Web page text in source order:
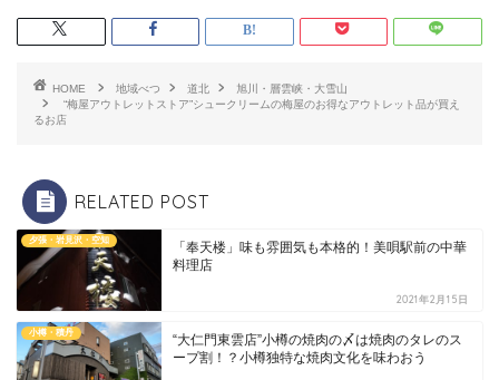
HOME 地域べつ 道北
旭川・層雲峡・大雪山
“梅屋アウトレットストア”シュークリームの梅屋のお得なアウトレット品が買え
るお店
RELATED POST
夕張・岩見沢・空知
「奉天楼」味も雰囲気も本格的！美唄駅前の中華
料理店
2021年2月15日
小樽・積丹
“大仁門東雲店”小樽の焼肉の〆は焼肉のタレのス
ープ割！？小樽独特な焼肉文化を味わおう